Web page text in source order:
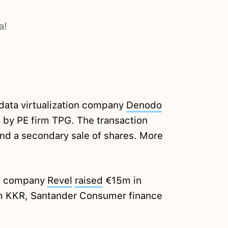
virtualization company Denodo
PE firm TPG. The transaction
a secondary sale of shares. More
Revel raised €15m in
Santander Consumer finance